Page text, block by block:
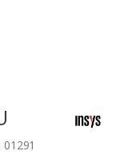
: 01291